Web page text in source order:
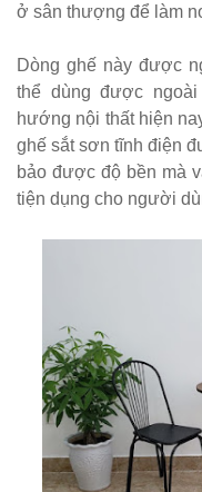
254
Wishbone
sắt cafe
nhà hàng
GSK065
Bộ bàn ghế
252
Bộ bàn ghế
cafe gỗ cao
su chân sắt
ở sân thượng để làm
Dòng ghế này được
thể dùng được
hướng nội thất hiện
ghế sắt sơn tĩnh điện
bảo được độ bền mà
tiện dụng cho người